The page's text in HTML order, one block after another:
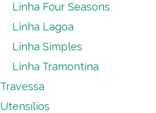
Linha Four Seasons
Linha Lagoa
Linha Simples
Linha Tramontina
Travessa
Utensílios